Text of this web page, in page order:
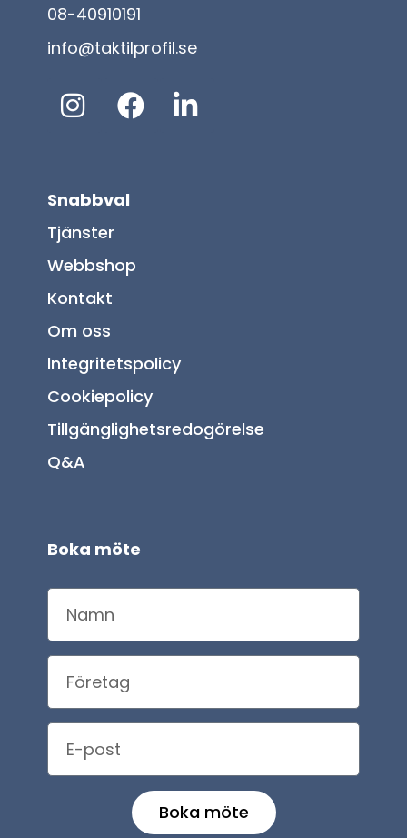
08-40910191
info@taktilprofil.se
Snabbval
Tjänster
Webbshop
Kontakt
Om oss
Integritetspolicy
Cookiepolicy
Tillgänglighetsredogörelse
Q&A
Boka möte
Boka möte